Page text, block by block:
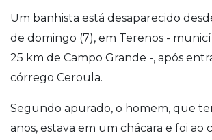
Um banhista está desaparecido
de domingo (7), em Terenos -
25 km de Campo Grande -, após
córrego Ceroula.
Segundo apurado, o homem, que
anos, estava em um chácara e foi ao